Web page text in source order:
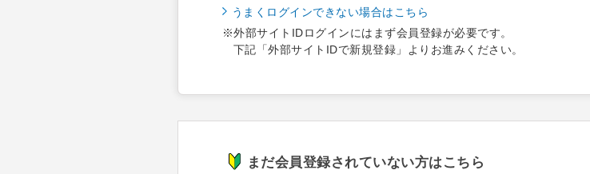
うまくログインできない場合はこちら
※外部サイトIDログインにはまず会員登録が必要です。
下記「外部サイトIDで新規登録」よりお進みください。
まだ会員登録されていない方はこちら